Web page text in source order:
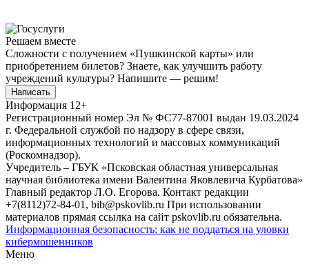
Решаем вместе
Сложности с получением «Пушкинской карты» или
приобретением билетов? Знаете, как улучшить работу
учреждений культуры? Напишите — решим!
Написать
Информация 12+
Регистрационный номер Эл № ФС77-87001 выдан 19.03.2024
г. Федеральной службой по надзору в сфере связи,
информационных технологий и массовых коммуникаций
(Роскомнадзор).
Учредитель – ГБУК «Псковская областная универсальная
научная библиотека имени Валентина Яковлевича Курбатова»
Главный редактор Л.О. Егорова. Контакт редакции
+7(8112)72-84-01, bib@pskovlib.ru При использовании
материалов прямая ссылка на сайт pskovlib.ru обязательна.
Информационная безопасность: как не поддаться на уловки
кибермошенников
Меню